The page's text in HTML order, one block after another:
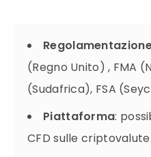
(Regno Unito) , FMA
(Sudafrica), FSA
Piattaforma:
CFD sulle criptovalute.